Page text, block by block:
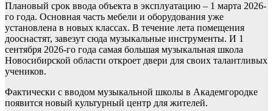
Плановый срок ввода объекта в эксплуатацию – 1 марта 2026-
го года. Основная часть мебели и оборудования уже
установлена в новых классах. В течение лета помещения
дооснастят, завезут сюда музыкальные инструменты. И 1
сентября 2026-го года самая большая музыкальная школа
Новосибирской области откроет двери для своих талантливых
учеников.
Фактически с вводом музыкальной школы в Академгородке
появится новый культурный центр для жителей.